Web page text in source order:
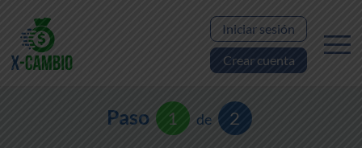
Iniciar sesión
Crear cuenta
Paso 1 de 2